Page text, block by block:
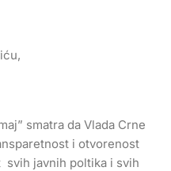
smatra da Vlada Crne
i otvorenost
svih javnih poltika i svih